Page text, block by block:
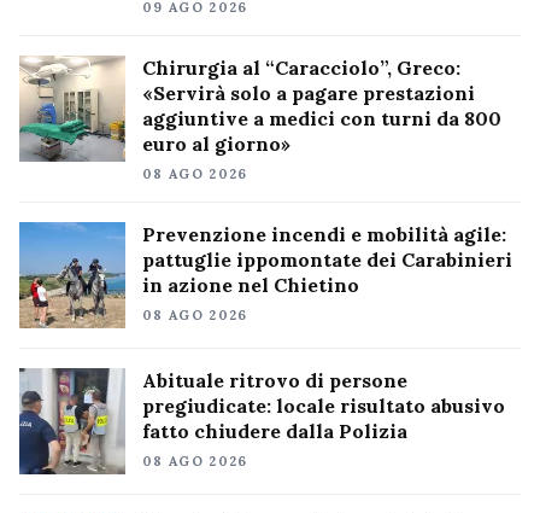
09 AGO 2026
Chirurgia al “Caracciolo”, Greco:
«Servirà solo a pagare prestazioni
aggiuntive a medici con turni da 800
euro al giorno»
08 AGO 2026
Prevenzione incendi e mobilità agile:
pattuglie ippomontate dei Carabinieri
in azione nel Chietino
08 AGO 2026
Abituale ritrovo di persone
pregiudicate: locale risultato abusivo
fatto chiudere dalla Polizia
08 AGO 2026